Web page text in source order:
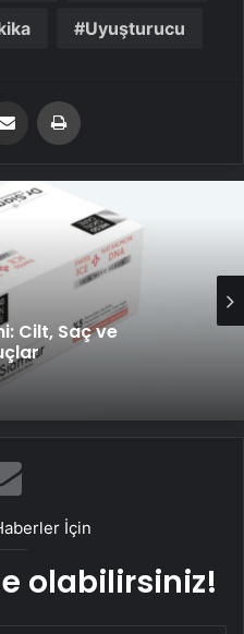
Uyuşturucu
Email'den paylaş
Cilt, Saç ve
İçin
olabilirsiniz!